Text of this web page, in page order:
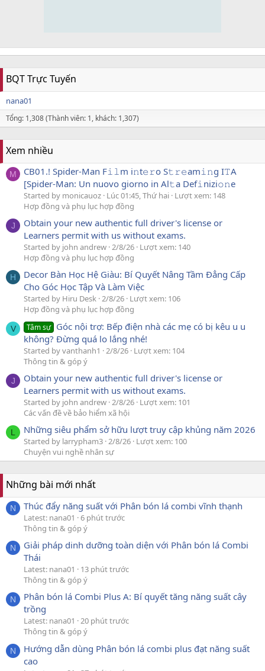
BQT Trực Tuyến
nana01
Tổng: 1,308 (Thành viên: 1, khách: 1,307)
Xem nhiều
M
CB01.! Spider-Man F𝚒𝚕m i𝚗t𝚎𝚛o S𝚝𝚛𝚎am𝚒𝚗g I𝚃A
[Spider-Man: Un nuovo giorno in Al𝚝a Def𝚒nizi𝚘𝚗e
Started by monicauoz Lúc 01:45, Thứ hai Lượt xem: 148
Hợp đồng và phụ lục hợp đồng
J
Obtain your new authentic full driver's license or
Learners permit with us without exams.
Started by john andrew 2/8/26 Lượt xem: 140
Hợp đồng và phụ lục hợp đồng
H
Decor Bàn Học Hệ Giàu: Bí Quyết Nâng Tầm Đẳng Cấp
Cho Góc Học Tập Và Làm Việc
Started by Hiru Desk 2/8/26 Lượt xem: 106
Hợp đồng và phụ lục hợp đồng
V Tâm sự Góc nội trợ: Bếp điện nhà các mẹ có bị kêu u u
không? Đừng quá lo lắng nhé!
Started by vanthanh1 2/8/26 Lượt xem: 104
Thông tin & góp ý
J
Obtain your new authentic full driver's license or
Learners permit with us without exams.
Started by john andrew 2/8/26 Lượt xem: 101
Các vấn đề về bảo hiểm xã hội
L Những siêu phẩm sở hữu lượt truy cập khủng năm 2026
Started by larrypham3 2/8/26 Lượt xem: 100
Chuyện vui nghề nhân sự
Những bài mới nhất
N Thúc đẩy năng suất với Phân bón lá combi vĩnh thạnh
Latest: nana01
6 phút trước
Thông tin & góp ý
N
Giải pháp dinh dưỡng toàn diện với Phân bón lá Combi
Thái
Latest: nana01
13 phút trước
Thông tin & góp ý
N
Phân bón lá Combi Plus A: Bí quyết tăng năng suất cây
trồng
Latest: nana01
20 phút trước
Thông tin & góp ý
N
Hướng dẫn dùng Phân bón lá combi plus đạt năng suất
cao